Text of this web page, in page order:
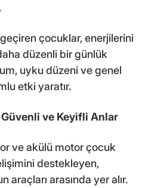
çocuklar, enerjilerini
düzenli bir günlük
uyku düzeni ve genel
etki yaratır.
ve Keyifli Anlar
ve akülü motor çocuk
destekleyen,
araçları arasında yer alır.